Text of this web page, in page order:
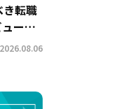
き転職
ーか
特徴